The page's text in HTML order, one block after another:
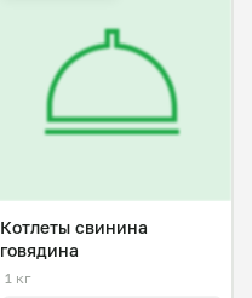
Котлеты свинина
говядина
1 кг